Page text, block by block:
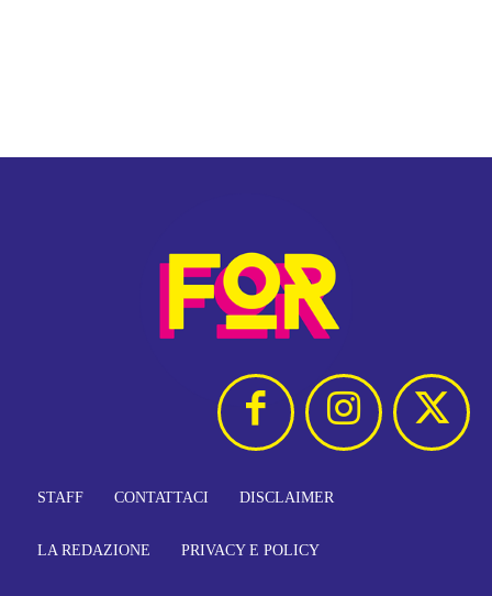
STAFF CONTATTACI DISCLAIMER
LA REDAZIONE PRIVACY E POLICY